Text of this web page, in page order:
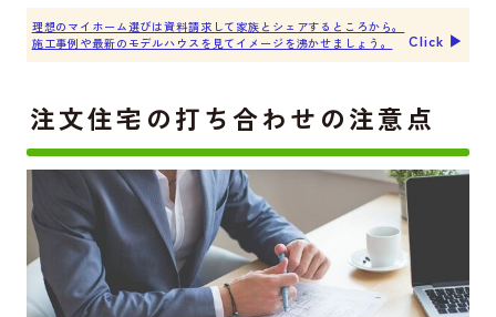
理想のマイホーム選びは資料請求して家族とシェアするところから。
施工事例や最新のモデルハウスを見てイメージを沸かせましょう。
Click ▶︎
注文住宅の打ち合わせの注意点